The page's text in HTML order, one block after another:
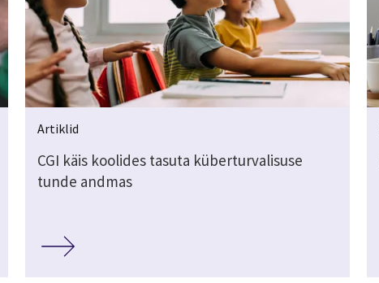
Artiklid
CGI käis koolides tasuta küberturvalisuse
tunde andmas